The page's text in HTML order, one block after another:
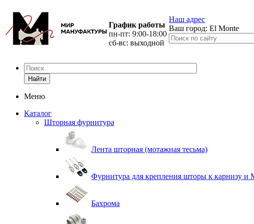
График работы
пн-пт: 9:00-18:00
сб-вс: выходной
Наш адрес
Ваш город: El Monte
Найти
Меню
Каталог
Шторная фурнитура
Лента шторная (мотажная тесьма)
Фурнитура для крепления шторы к карнизу и
Бахрома